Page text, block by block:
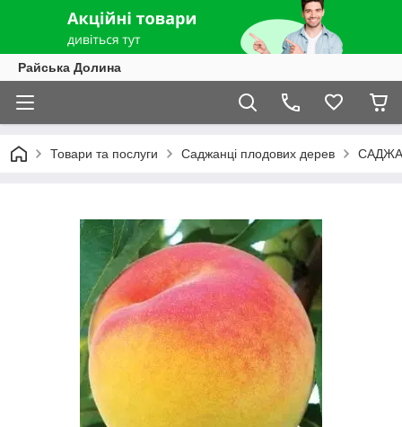
Райська Долина
Товари та послуги Саджанці плодових дерев